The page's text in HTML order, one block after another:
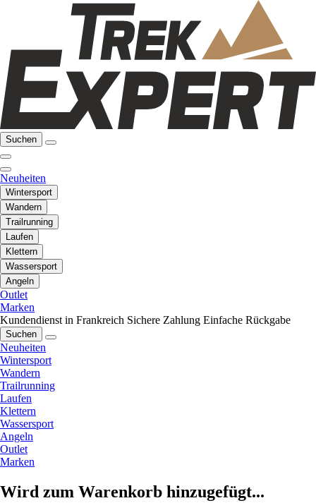
Suchen
Neuheiten
Wintersport
Wandern
Trailrunning
Laufen
Klettern
Wassersport
Angeln
Outlet
Marken
Kundendienst in Frankreich Sichere Zahlung Einfache Rückgabe
Suchen
Neuheiten
Wintersport
Wandern
Trailrunning
Laufen
Klettern
Wassersport
Angeln
Outlet
Marken
Wird zum Warenkorb hinzugefügt...